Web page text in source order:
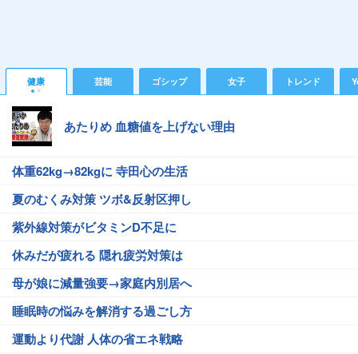
健康 芸能 ゴシップ 女子 トレンド
あたりめ 血糖値を上げない理由
体重62kg→82kgに 寺田心の生活
夏のむくみ対策 ツボ&反射区押し
紫外線対策がビタミンD不足に
休みだが疲れる 隠れ疲労対策は
母が娘に減量強要→家庭内別居へ
睡眠時の悩みを解消する過ごし方
運動より代謝 人体の省エネ戦略